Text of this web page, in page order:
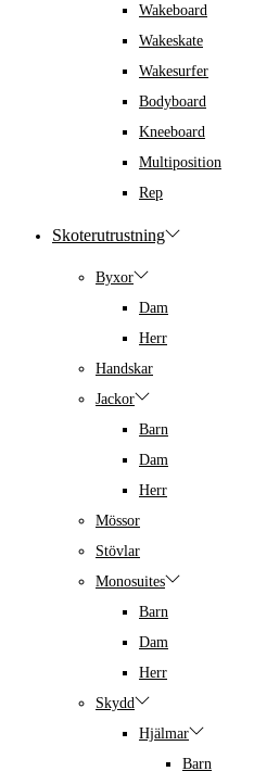
Wakeboard
Wakeskate
Wakesurfer
Bodyboard
Kneeboard
Multiposition
Rep
Skoterutrustning
Byxor
Dam
Herr
Handskar
Jackor
Barn
Dam
Herr
Mössor
Stövlar
Monosuites
Barn
Dam
Herr
Skydd
Hjälmar
Barn